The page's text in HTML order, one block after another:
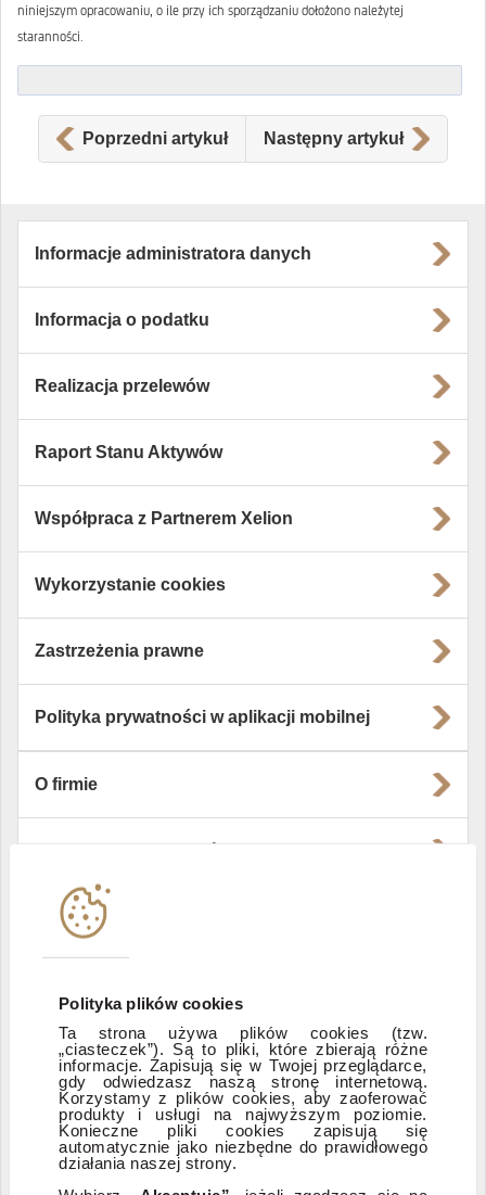
Polityka plików cookies
Ta strona używa plików cookies (tzw.
„ciasteczek”). Są to pliki, które zbierają różne
informacje. Zapisują się w Twojej przeglądarce,
gdy odwiedzasz naszą stronę internetową.
Korzystamy z plików cookies, aby zaoferować
produkty i usługi na najwyższym poziomie.
Konieczne pliki cookies zapisują się
automatycznie jako niezbędne do prawidłowego
działania naszej strony.
niniejszym opracowaniu, o ile przy ich sporządzaniu dołożono należytej
staranności.
Poprzedni artykuł Następny artykuł
Informacje administratora danych
Informacja o podatku
Realizacja przelewów
Raport Stanu Aktywów
Współpraca z Partnerem Xelion
Wykorzystanie cookies
Zastrzeżenia prawne
Polityka prywatności w aplikacji mobilnej
O firmie
Instytucje współpracujące
Zastrzeżenia prawne
ESG